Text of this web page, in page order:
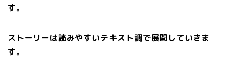
す。
ストーリーは読みやすいテキスト調で展開していきま
す。